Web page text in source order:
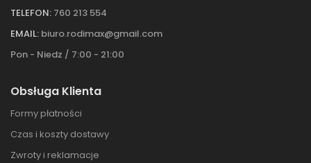
TELEFON: 760 213 554
EMAIL: biuro.rodimax@gmail.com
Pon - Niedz / 7:00 - 21:00
Obsługa Klienta
Formy płatności
Czas i koszty dostawy
Zwroty i reklamacje